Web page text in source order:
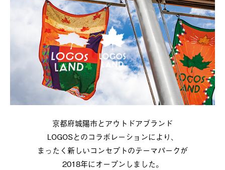
京都府城陽市とアウトドアブランド
LOGOSとのコラボレーションにより、
まったく新しいコンセプトのテーマパークが
2018年にオープンしました。